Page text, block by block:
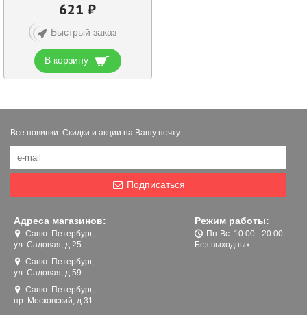
621 ₽
Быстрый заказ
В корзину
Все новинки. Скидки и акции на Вашу почту
Подписаться
Адреса магазинов:
Санкт-Петербург,
ул. Садовая, д.25
Санкт-Петербург,
ул. Садовая, д.59
Санкт-Петербург,
пр. Московский, д.31
Режим работы:
Пн-Вс: 10:00 - 20:00
Без выходных